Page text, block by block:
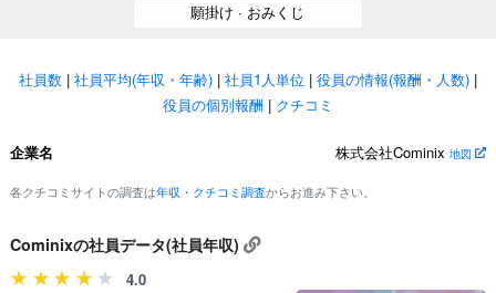
願掛け · おみくじ
社員数 | 社員平均(年収・年齢) | 社員1人単位 | 役員の情報(報酬・人数) |
役員の個別報酬 | クチコミ
企業名 株式会社Cominix 地図
各クチコミサイトの調査は年収・クチコミ調査からお進み下さい。
Cominixの社員データ(社員年収)
4.0